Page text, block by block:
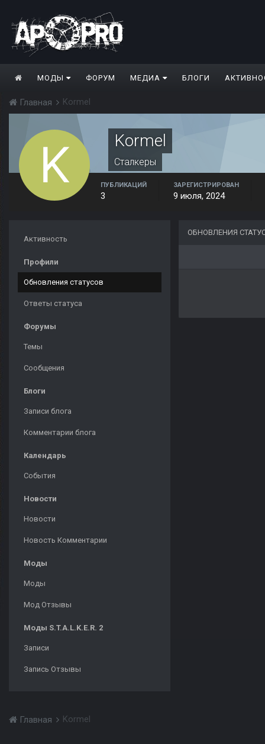
МОДЫ ФОРУМ МЕДИА БЛОГИ
Главная Kormel
Kormel
Сталкеры
ПУБЛИКАЦИЙ
3
ЗАРЕГИСТРИРОВАН
9 июля, 2024
Активность
Профили
Обновления статусов
Ответы статуса
Форумы
Темы
Сообщения
Блоги
Записи блога
Комментарии блога
Календарь
События
Новости
Новости
Новость Комментарии
Моды
Моды
Мод Отзывы
Моды S.T.A.L.K.E.R. 2
Записи
Запись Отзывы
ОБНОВЛЕНИЯ
Главная Kormel